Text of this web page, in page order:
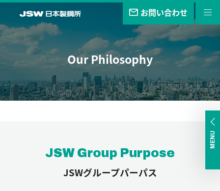
お問い合わせ
私たちの目指す未来
事業・
製品
技報
投資家情報
Our Philosophy
MENU
JSW Group Purpose
JSWグループパーパス